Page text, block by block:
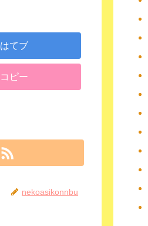
はてブ
コピー
nekoasikonnbu